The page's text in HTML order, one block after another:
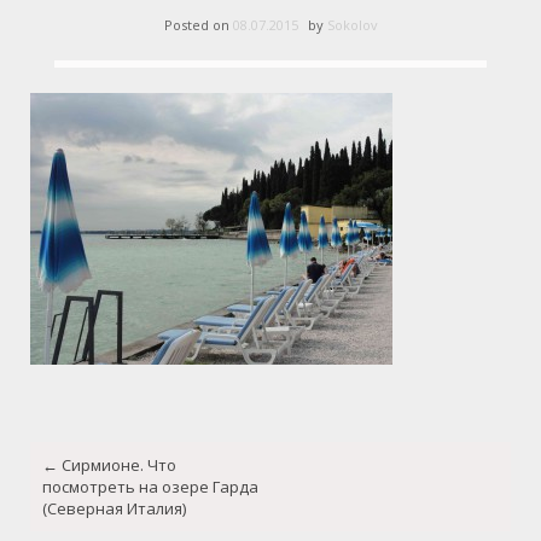
Posted on 08.07.2015 by Sokolov
navigation
← Сирмионе. Что
посмотреть на озере Гарда
(Северная Италия)